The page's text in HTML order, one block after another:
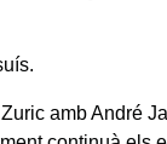
amb André